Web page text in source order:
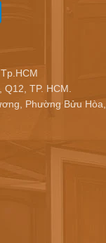
TP. HCM.
Phường Bửu Hòa,